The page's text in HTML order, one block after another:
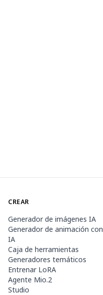
CREAR
Generador de imágenes IA
Generador de animación con
IA
Caja de herramientas
Generadores temáticos
Entrenar LoRA
Agente Mio.2
Studio